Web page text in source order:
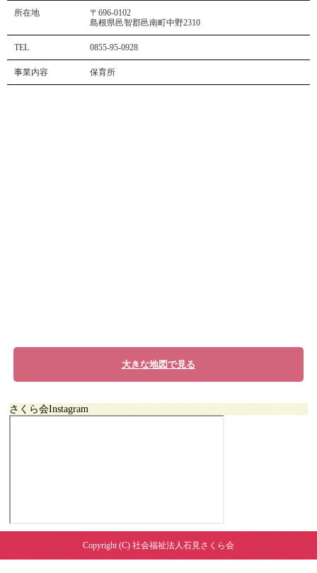
所在地
〒696-0102
島根県邑智郡邑南町中野2310
TEL 0855-95-0928
事業内容 保育所
大きな地図で見る
さくら会Instagram
Copyright (C) 社会福祉法人石見さくら会